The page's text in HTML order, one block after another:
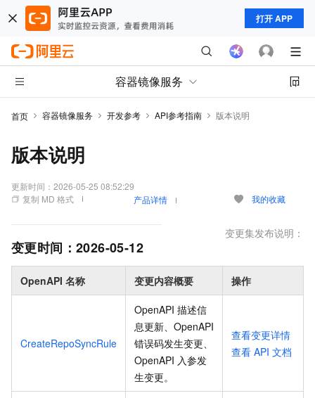
打开 APP
容器镜像服务
首页 容器镜像服务 开发参考 API参考指南 版本说明
版本说明
更新时间： 2026-05-25 08:52:29
复制 MD 格式
产品详情 我的收藏
变更时间： 2026-05-12
变更集发布说明：
OpenAPI 名称 变更内容概要 操作
CreateRepoSyncRule
OpenAPI 描述信
息更新、OpenAPI
错误码发生变更、
OpenAPI 入参发
生变更。
查看变更详情
查看 API 文档